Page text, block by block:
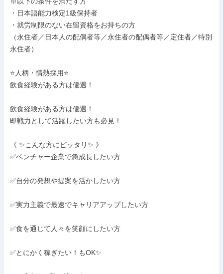
・日本語能力検定1級保持者
・就労制限のない在留資格をお持ちの方
（永住者／日本人の配偶者等／永住者の配偶者等／定住者／特別
永住者）
⭐人柄・情熱採用⭐
飲食経験がある方は優遇！
飲食経験がある方は優遇！
即戦力として活躍したい方も必見！
《 ✨こんな方にピッタリ✨ 》
✅ベンチャー企業で急成長したい方
✅自分の発想や提案を活かしたい方
✅実力主義で最速でキャリアアップしたい方
✅食を通じて人々を笑顔にしたい方
✅とにかく稼ぎたい！もOK✨